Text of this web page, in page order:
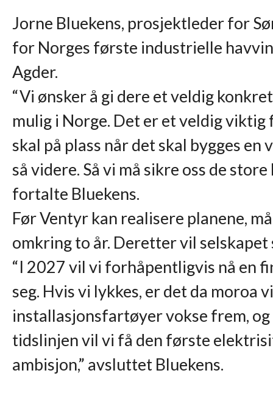
Jorne Bluekens, prosjektleder for
for Norges første industrielle
Agder.
“Vi ønsker å gi dere et veldig
mulig i Norge. Det er et veldig
skal på plass når det skal bygges
så videre. Så vi må sikre oss de
fortalte Bluekens.
Før Ventyr kan realisere planene,
omkring to år. Deretter vil
“I 2027 vil vi forhåpentligvis nå en
seg. Hvis vi lykkes, er det da moroa
installasjonsfartøyer vokse frem,
tidslinjen vil vi få den første
ambisjon,” avsluttet Bluekens.